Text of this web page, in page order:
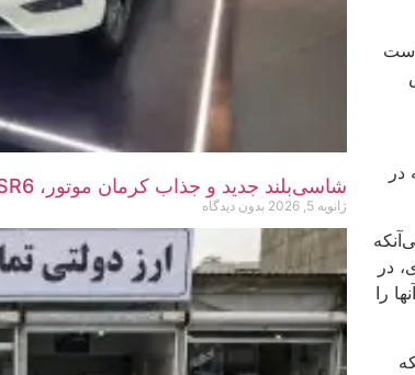
در
را
شاسی‌بلند جدید و جذاب کرمان موتور، KMC SR6، به بازار می‌آید
ژانویه 5, 2026 بدون دیدگاه